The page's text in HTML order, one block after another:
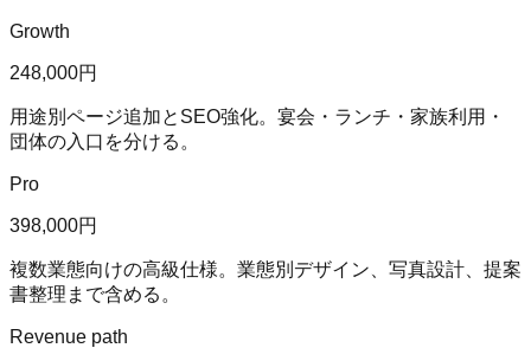
Growth
248,000円
用途別ページ追加とSEO強化。宴会・ランチ・家族利用・
団体の入口を分ける。
Pro
398,000円
複数業態向けの高級仕様。業態別デザイン、写真設計、提案
書整理まで含める。
Revenue path